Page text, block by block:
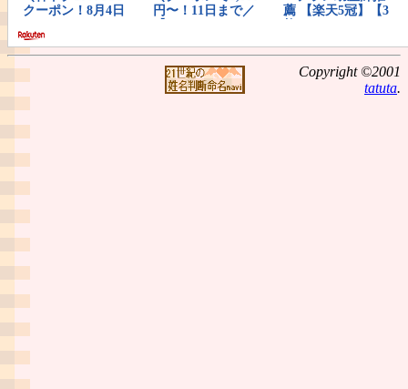
Copyright ©2001
tatuta.